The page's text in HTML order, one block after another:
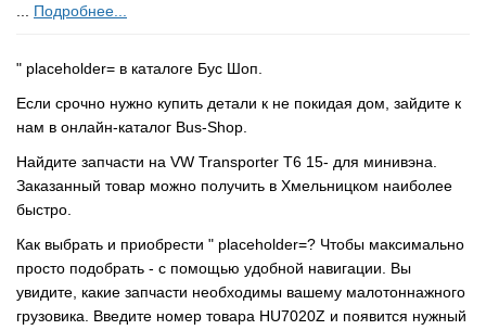
Подробнее...
" placeholder= в каталоге Бус Шоп.
Если срочно нужно купить детали к не покидая дом, зайдите к
нам в онлайн-каталог Bus-Shop.
Найдите запчасти на VW Transporter T6 15- для минивэна.
Заказанный товар можно получить в Хмельницком наиболее
быстро.
Как выбрать и приобрести " placeholder=? Чтобы максимально
просто подобрать - с помощью удобной навигации. Вы
увидите, какие запчасти необходимы вашему малотоннажного
грузовика. Введите номер товара HU7020Z и появится нужный